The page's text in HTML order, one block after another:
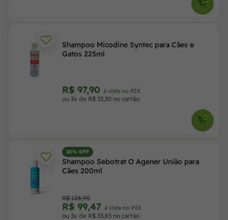
Shampoo Micodine Syntec para Cães e
Gatos 225ml
R$ 97,90 à vista no PIX
ou 3x de R$ 33,30 no cartão
20% OFF
Shampoo Sebotrat O Agener União para
Cães 200ml
R$ 126,90
R$ 99,47 à vista no PIX
ou 3x de R$ 33,83 no cartão